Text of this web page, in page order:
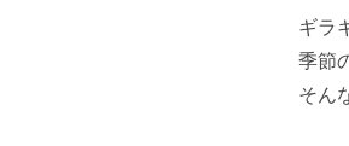
ギラ
季節
そん